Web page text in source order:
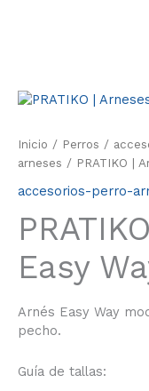
Inicio / Perros /
arneses / PRATIKO |
accesorios-perro-
Easy
Arnés Easy Way
pecho.
Guía de tallas: